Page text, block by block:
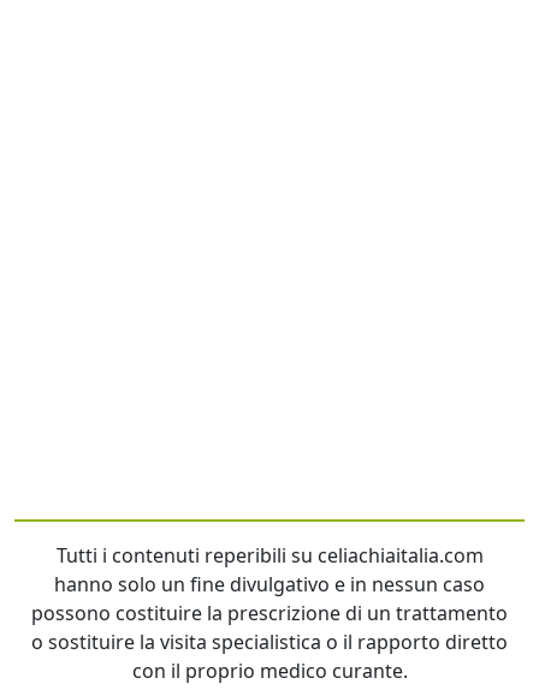
Tutti i contenuti reperibili su celiachiaitalia.com
hanno solo un fine divulgativo e in nessun caso
possono costituire la prescrizione di un trattamento
o sostituire la visita specialistica o il rapporto diretto
con il proprio medico curante.